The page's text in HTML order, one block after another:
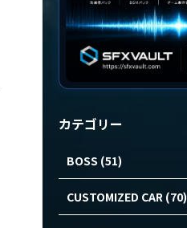
カテゴリー
BOSS (51)
CUSTOMIZED CAR (70)